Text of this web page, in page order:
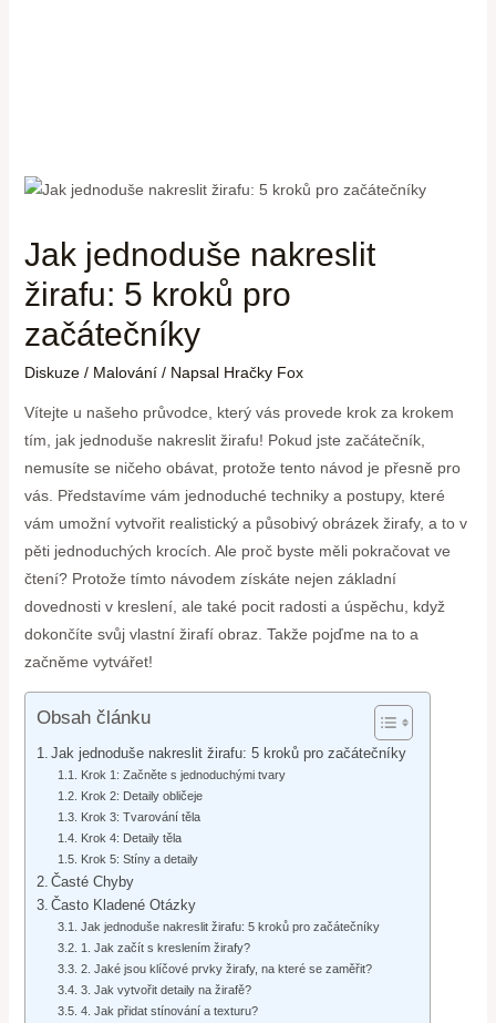
Jak jednoduše nakreslit
žirafu: 5 kroků pro
začátečníky
Diskuze / Malování/ Napsal Hračky Fox
Vítejte u našeho průvodce, který vás provede krok za krokem
tím, jak jednoduše nakreslit žirafu! Pokud jste začátečník,
nemusíte se ničeho obávat, protože tento návod je přesně pro
vás. Představíme vám jednoduché techniky a postupy, které
vám umožní vytvořit realistický a působivý obrázek žirafy, a to v
pěti jednoduchých krocích. Ale proč byste měli pokračovat ve
čtení? Protože tímto návodem získáte nejen základní
dovednosti v kreslení, ale také pocit radosti a úspěchu, když
dokončíte svůj vlastní žirafí obraz. Takže pojďme na to a
začněme vytvářet!
Obsah článku
Jak jednoduše nakreslit žirafu: 5 kroků pro začátečníky
Krok 1: Začněte s jednoduchými tvary
Krok 2: Detaily obličeje
Krok 3: Tvarování těla
Krok 4: Detaily těla
Krok 5: Stíny a detaily
Časté Chyby
Často Kladené Otázky
Jak jednoduše nakreslit žirafu: 5 kroků pro začátečníky
1. Jak začít s kreslením žirafy?
2. Jaké jsou klíčové prvky žirafy, na které se zaměřit?
3. Jak vytvořit detaily na žirafě?
4. Jak přidat stínování a texturu?